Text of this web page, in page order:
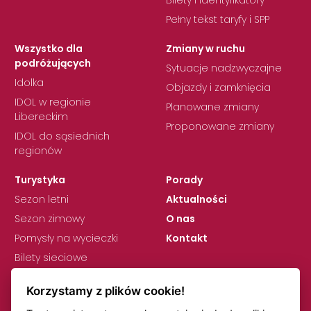
Pełny tekst taryfy i SPP
Wszystko dla
podróżujących
Idolka
IDOL w regionie
Libereckim
IDOL do sąsiednich
regionów
Zmiany w ruchu
Sytuacje nadzwyczajne
Objazdy i zamknięcia
Planowane zmiany
Proponowane zmiany
Turystyka
Sezon letni
Sezon zimowy
Pomysły na wycieczki
Bilety sieciowe
Porady
Aktualności
O nas
Kontakt
Korzystamy z plików cookie!